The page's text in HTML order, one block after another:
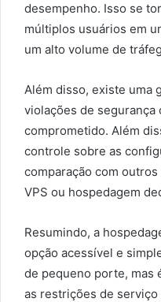
desempenho. Isso se
múltiplos usuários em
um alto volume de
Além disso, existe uma
violações de
comprometido. Além
controle sobre as
comparação com
VPS ou hospedagem
Resumindo, a
opção acessível e
de pequeno porte, mas
as restrições de